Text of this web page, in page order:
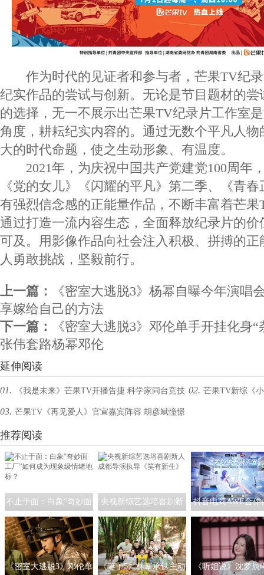
作为时代的见证者和参与者，芒果TV纪录
纪实作品的尝试与创新。无论是节目题材的
的选择，无一不展示出芒果TV纪录片工作室
角度，耕耘纪实内容的。通过无数个平凡人
大的时代命题，使之生动形象、有温度。
2021年，为庆祝中国共产党建党100周年
《党的女儿》《闪耀的平凡》第二季、《青
有强烈信念感的正能量作品，不断丰富着芒
通过打造一流内容生态，全面释放纪录片的
可及。用影像作品向社会注入积极、拼搏的
人勇敢挑战，坚毅前行。
上一篇：
《密室大逃脱3》杨幂自曝今年演唱
享嫁给自己的方法
下一篇：
《密室大逃脱3》邓伦单手开挂化身
张伟套路杨幂邓伦
延伸阅读
01. 《我是未来》芒果TV开播告捷 科学家同台竞技
引热潮
02. 芒果TV新综《
03. 芒果TV《再见爱人》官宣嘉宾阵容 胡彦斌憧憬
婚姻郭采洁孙怡分享婚姻观
推荐阅读
不止于面：白象“奇妙面
工厂”如何成为现象级情
绪地标？
央视新综艺选培喜剧新
人 成都导演执导《笑有
新生》
抖音电商AWE合作
级，携手家电品牌
潮电新生活
《密室大逃脱3》邓伦单
《妻子5》林峯承认主动
《听姐说》沈梦辰